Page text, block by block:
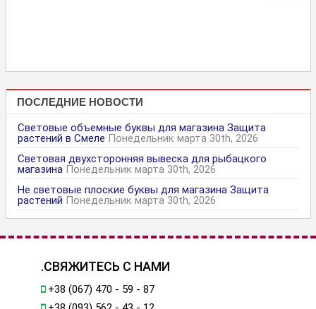
ПОСЛЕДНИЕ НОВОСТИ
Световые объемные буквы для магазина Защита
растений в Смеле Понедельник марта 30th, 2026
Световая двухсторонняя вывеска для рыбацкого
магазина Понедельник марта 30th, 2026
Не световые плоские буквы для магазина Защита
растений Понедельник марта 30th, 2026
.СВЯЖИТЕСЬ С НАМИ
+38 (067) 470 - 59 - 87